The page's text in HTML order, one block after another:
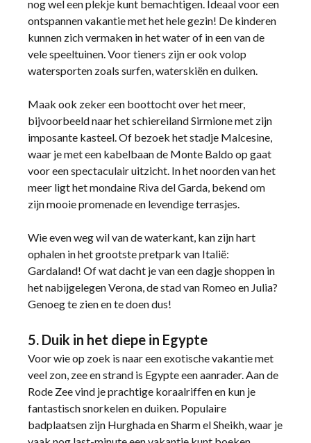
nog wel een plekje kunt bemachtigen. Ideaal voor een
ontspannen vakantie met het hele gezin! De kinderen
kunnen zich vermaken in het water of in een van de
vele speeltuinen. Voor tieners zijn er ook volop
watersporten zoals surfen, waterskiën en duiken.
Maak ook zeker een boottocht over het meer,
bijvoorbeeld naar het schiereiland Sirmione met zijn
imposante kasteel. Of bezoek het stadje Malcesine,
waar je met een kabelbaan de Monte Baldo op gaat
voor een spectaculair uitzicht. In het noorden van het
meer ligt het mondaine Riva del Garda, bekend om
zijn mooie promenade en levendige terrasjes.
Wie even weg wil van de waterkant, kan zijn hart
ophalen in het grootste pretpark van Italië:
Gardaland! Of wat dacht je van een dagje shoppen in
het nabijgelegen Verona, de stad van Romeo en Julia?
Genoeg te zien en te doen dus!
5. Duik in het diepe in Egypte
Voor wie op zoek is naar een exotische vakantie met
veel zon, zee en strand is Egypte een aanrader. Aan de
Rode Zee vind je prachtige koraalriffen en kun je
fantastisch snorkelen en duiken. Populaire
badplaatsen zijn Hurghada en Sharm el Sheikh, waar je